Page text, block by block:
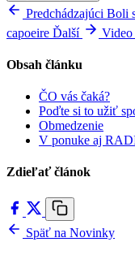
Predchádzajúci Boli
capoeire Ďalší Video
Obsah článku
ČO vás čaká?
Poďte si to užiť
Obmedzenie
V ponuke aj
Zdieľať článok
Späť na Novinky